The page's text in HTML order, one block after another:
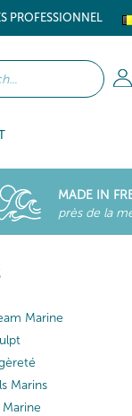
PROFESSIONNEL
MADE IN
près de la
Marine
Marins